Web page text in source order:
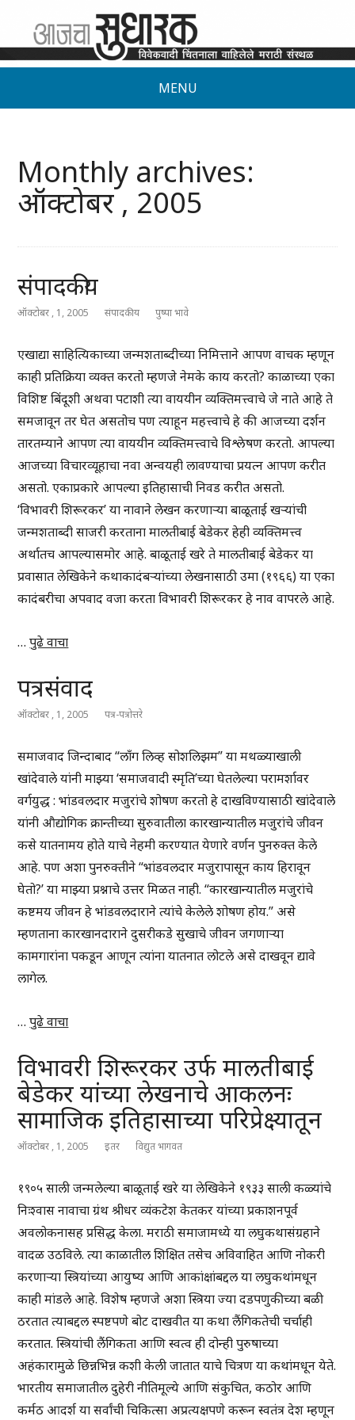
MENU
Monthly archives:
ऑक्टोबर , 2005
संपादकीय
ऑक्टोबर , 1, 2005 संपादकीय पुष्पा भावे
एखाद्या साहित्यिकाच्या जन्मशताब्दीच्या निमित्ताने आपण वाचक म्हणून
काही प्रतिक्रिया व्यक्त करतो म्हणजे नेमके काय करतो? काळाच्या एका
विशिष्ट बिंदूशी अथवा पटाशी त्या वाययीन व्यक्तिमत्त्वाचे जे नाते आहे ते
समजावून तर घेत असतोच पण त्याहून महत्त्वाचे हे की आजच्या दर्शन
तारतम्याने आपण त्या वाययीन व्यक्तिमत्त्वाचे विश्लेषण करतो. आपल्या
आजच्या विचारव्यूहाचा नवा अन्वयही लावण्याचा प्रयत्न आपण करीत
असतो. एकाप्रकारे आपल्या इतिहासाची निवड करीत असतो.
‘विभावरी शिरूरकर’ या नावाने लेखन करणाऱ्या बाळूताई खऱ्यांची
जन्मशताब्दी साजरी करताना मालतीबाई बेडेकर हेही व्यक्तिमत्त्व
अर्थातच आपल्यासमोर आहे. बाळूताई खरे ते मालतीबाई बेडेकर या
प्रवासात लेखिकेने कथाकादंबऱ्यांच्या लेखनासाठी उमा (१९६६) या एका
कादंबरीचा अपवाद वजा करता विभावरी शिरूरकर हे नाव वापरले आहे.
…पुढे वाचा
पत्रसंवाद
ऑक्टोबर , 1, 2005 पत्र-पत्रोत्तरे
समाजवाद जिन्दाबाद “लाँग लिव्ह सोशलिझम” या मथळ्याखाली
खांदेवाले यांनी माझ्या ‘समाजवादी स्मृति’च्या घेतलेल्या परामर्शावर
वर्गयुद्ध : भांडवलदार मजुरांचे शोषण करतो हे दाखविण्यासाठी खांदेवाले
यांनी औद्योगिक क्रान्तीच्या सुरुवातीला कारखान्यातील मजुरांचे जीवन
कसे यातनामय होते याचे नेहमी करण्यात येणारे वर्णन पुनरुक्त केले
आहे. पण अशा पुनरुक्तीने “भांडवलदार मजुरापासून काय हिरावून
घेतो?’ या माझ्या प्रश्नाचे उत्तर मिळत नाही. “कारखान्यातील मजुरांचे
कष्टमय जीवन हे भांडवलदाराने त्यांचे केलेले शोषण होय.” असे
म्हणताना कारखानदाराने दुसरीकडे सुखाचे जीवन जगणाऱ्या
कामगारांना पकडून आणून त्यांना यातनात लोटले असे दाखवून द्यावे
लागेल.
…पुढे वाचा
विभावरी शिरूरकर उर्फ मालतीबाई
बेडेकर यांच्या लेखनाचे आकलनः
सामाजिक इतिहासाच्या परिप्रेक्ष्यातून
ऑक्टोबर , 1, 2005 इतर विद्युत भागवत
१९०५ साली जन्मलेल्या बाळूताई खरे या लेखिकेने १९३३ साली कळ्यांचे
निःश्वास नावाचा ग्रंथ श्रीधर व्यंकटेश केतकर यांच्या प्रकाशनपूर्व
अवलोकनासह प्रसिद्ध केला. मराठी समाजामध्ये या लघुकथासंग्रहाने
वादळ उठविले. त्या काळातील शिक्षित तसेच अविवाहित आणि नोकरी
करणाऱ्या स्त्रियांच्या आयुष्य आणि आकांक्षांबद्दल या लघुकथांमधून
काही मांडले आहे. विशेष म्हणजे अशा स्त्रिया ज्या दडपणुकीच्या बळी
ठरतात त्याबद्दल स्पष्टपणे बोट दाखवीत या कथा लैंगिकतेची चर्चाही
करतात. स्त्रियांची लैंगिकता आणि स्वत्व ही दोन्ही पुरुषाच्या
अहंकारामुळे छिन्नभिन्न कशी केली जातात याचे चित्रण या कथांमधून येते.
भारतीय समाजातील दुहेरी नीतिमूल्ये आणि संकुचित, कठोर आणि
कर्मठ आदर्श या सर्वांची चिकित्सा अप्रत्यक्षपणे करून स्वतंत्र देश म्हणून